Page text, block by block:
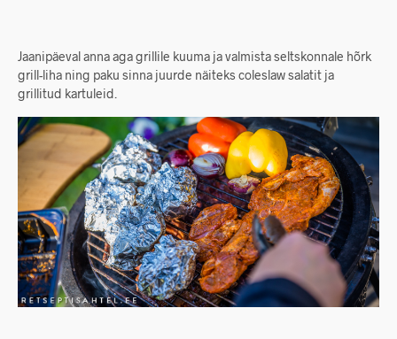
Jaanipäeval anna aga grillile kuuma ja valmista seltskonnale hõrk
grill-liha ning paku sinna juurde näiteks coleslaw salatit ja
grillitud kartuleid.